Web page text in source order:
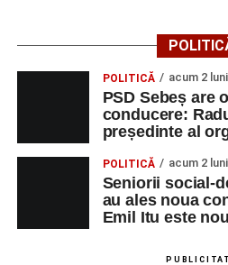
POLITICĂ acum 2 luni
PSD Sebeș are
conducere:
președinte al
POLITICĂ acum 2 luni
Seniorii social-
au ales noua
Emil Itu este